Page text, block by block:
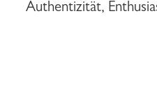
Authentizität,